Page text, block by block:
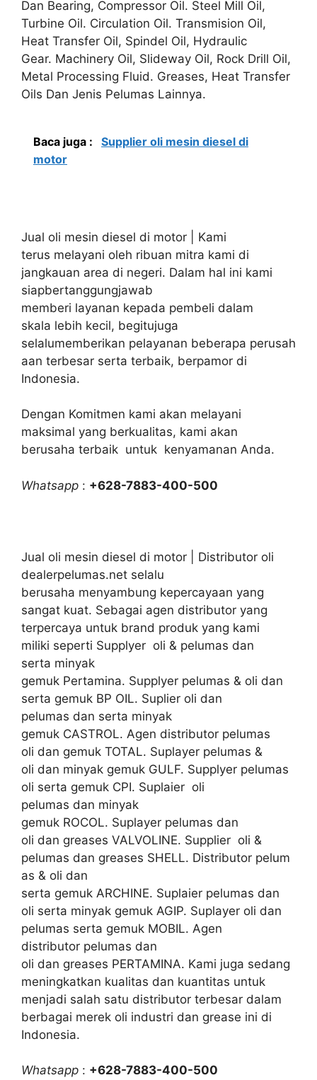
Dan Bearing, Compressor Oil. Steel Mill Oil,
Turbine Oil. Circulation Oil. Transmision Oil,
Heat Transfer Oil, Spindel Oil, Hydraulic
Gear. Machinery Oil, Slideway Oil, Rock Drill Oil,
Metal Processing Fluid. Greases, Heat Transfer
Oils Dan Jenis Pelumas Lainnya.
Baca juga :
Supplier oli mesin diesel di
motor
Jual oli mesin diesel di motor | Kami
terus melayani oleh ribuan mitra kami di
jangkauan area di negeri. Dalam hal ini kami
siapbertanggungjawab
memberi layanan kepada pembeli dalam
skala lebih kecil, begitujuga
selalumemberikan pelayanan beberapa perusah
aan terbesar serta terbaik, berpamor di
Indonesia.
Dengan Komitmen kami akan melayani
maksimal yang berkualitas, kami akan
berusaha terbaik untuk kenyamanan Anda.
Whatsapp : +628-7883-400-500
Jual oli mesin diesel di motor | Distributor oli
dealerpelumas.net selalu
berusaha menyambung kepercayaan yang
sangat kuat. Sebagai agen distributor yang
terpercaya untuk brand produk yang kami
miliki seperti Supplyer oli & pelumas dan
serta minyak
gemuk Pertamina. Supplyer pelumas & oli dan
serta gemuk BP OIL. Suplier oli dan
pelumas dan serta minyak
gemuk CASTROL. Agen distributor pelumas
oli dan gemuk TOTAL. Suplayer pelumas &
oli dan minyak gemuk GULF. Supplyer pelumas
oli serta gemuk CPI. Suplaier oli
pelumas dan minyak
gemuk ROCOL. Suplayer pelumas dan
oli dan greases VALVOLINE. Supplier oli &
pelumas dan greases SHELL. Distributor pelum
as & oli dan
serta gemuk ARCHINE. Suplaier pelumas dan
oli serta minyak gemuk AGIP. Suplayer oli dan
pelumas serta gemuk MOBIL. Agen
distributor pelumas dan
oli dan greases PERTAMINA. Kami juga sedang
meningkatkan kualitas dan kuantitas untuk
menjadi salah satu distributor terbesar dalam
berbagai merek oli industri dan grease ini di
Indonesia.
Whatsapp : +628-7883-400-500